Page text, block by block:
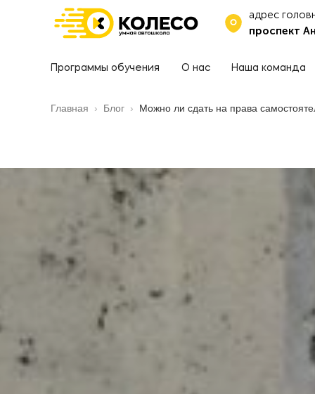
Наша команда
О нас
Программы обучения
адрес
проспект
Главная › Блог › Можно ли сдать на права